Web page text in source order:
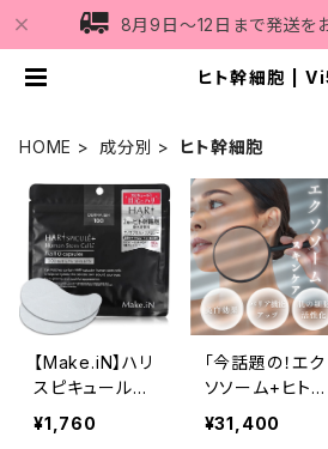
8月9日〜12日まで発送を
ヒト幹細胞 |
HOME 成分別 ヒト幹細胞
【Make.iN】ハリ
スピキュールヒ
ト幹細胞アイシ
ート 60枚入り
¥1,760
「今話題の！エク
ソソーム+ヒト幹
細胞！」 ※5点ス
キンケアセット
¥31,400